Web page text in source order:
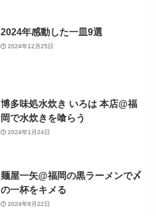
2024年感動した一皿9選
2024年12月25日
博多味処水炊き いろは 本店@福
岡で水炊きを喰らう
2024年1月24日
麺屋一矢@福岡の黒ラーメンで〆
の一杯をキメる
2024年8月22日